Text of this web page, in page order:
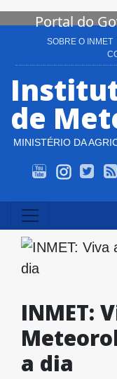
Portal do
SOBRE O INMET
de
MINISTÉRIO DA
INMET TV
INMET:
a dia